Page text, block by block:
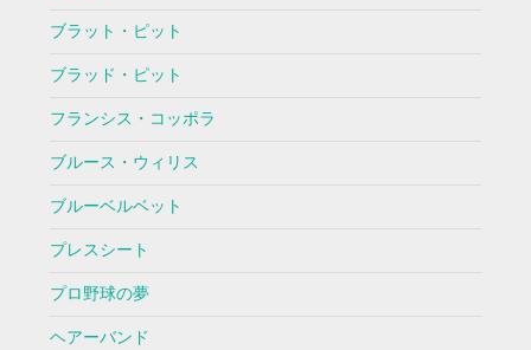
ブラット・ピット
ブラッド・ピット
フランシス・コッポラ
ブルース・ウィリス
ブルーベルベット
プレスシート
プロ野球の夢
ヘアーバンド